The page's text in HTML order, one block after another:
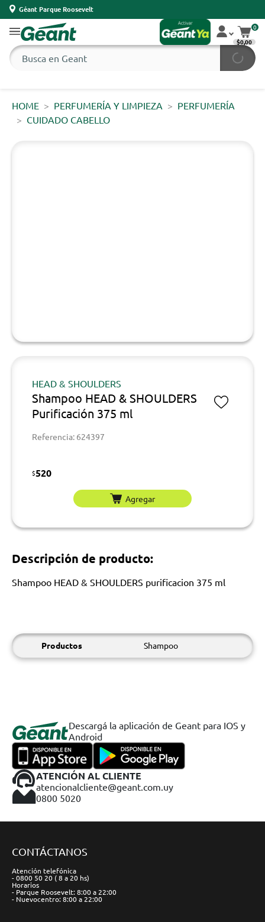
Géant Parque Roosevelt
0
$0,00
HOME PERFUMERÍA Y LIMPIEZA
PERFUMERÍA
CUIDADO CABELLO
HEAD & SHOULDERS
Shampoo HEAD & SHOULDERS
Purificación 375 ml
Referencia: 624397
$520
Agregar
Descripción de producto:
Shampoo HEAD & SHOULDERS purificacion 375 ml
Productos Shampoo
Descargá la aplicación de Geant para IOS y
Android
ATENCIÓN AL CLIENTE
atencionalcliente@geant.com.uy
0800 5020
CONTÁCTANOS
Atención telefónica
- 0800 50 20 ( 8 a 20 hs)
Horarios
- Parque Roosevelt: 8:00 a 22:00
- Nuevocentro: 8:00 a 22:00